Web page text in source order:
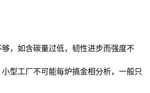
，如含碳量过低，韧性进步而强度不
型工厂不可能每炉搞金相分析，一般只